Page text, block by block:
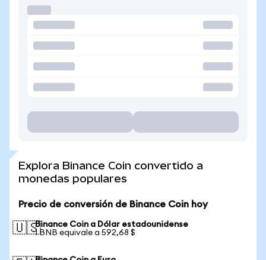
Explora Binance Coin convertido a
monedas populares
Precio de conversión de Binance Coin hoy
🇺🇸Binance Coin a Dólar estadounidense
1 BNB equivale a 592,68 $